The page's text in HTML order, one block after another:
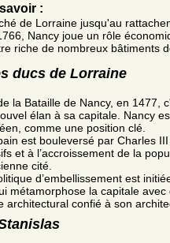
:
de Lorraine jusqu'au
Nancy joue un rôle
riche de nombreux bâtiments
ducs de Lorraine
la Bataille de Nancy, en 1477,
élan à sa capitale. Nancy
comme une position clé.
est bouleversé par Charles
et à l’accroissement de la
cité.
d’embellissement est
métamorphose la capitale
architectural confié à son